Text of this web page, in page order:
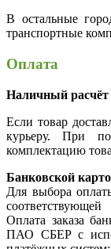
В остальные
транспортные
Оплата
Наличный расчёт
Если товар
курьеру. При
комплектацию
Банковской
Для выбора
Оплата заказа
ПАО СБЕР с